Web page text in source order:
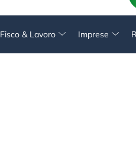
Fisco & Lavoro Imprese